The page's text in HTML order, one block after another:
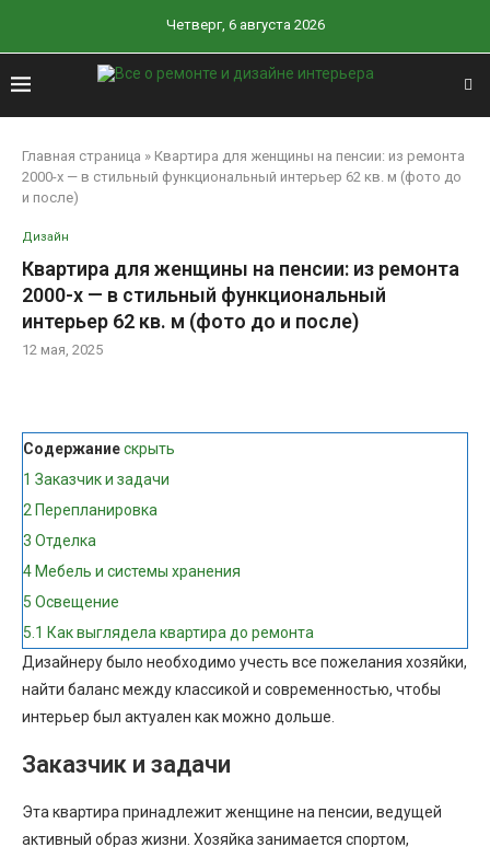
Четверг, 6 августа 2026
Главная страница » Квартира для женщины на пенсии: из ремонта
2000-х — в стильный функциональный интерьер 62 кв. м (фото до
и после)
Дизайн
Квартира для женщины на пенсии: из ремонта
2000-х — в стильный функциональный
интерьер 62 кв. м (фото до и после)
12 мая, 2025
Содержаниескрыть
1 Заказчик и задачи
2 Перепланировка
3 Отделка
4 Мебель и системы хранения
5 Освещение
5.1 Как выглядела квартира до ремонта
Дизайнеру было необходимо учесть все пожелания хозяйки,
найти баланс между классикой и современностью, чтобы
интерьер был актуален как можно дольше.
Заказчик и задачи
Эта квартира принадлежит женщине на пенсии, ведущей
активный образ жизни. Хозяйка занимается спортом,